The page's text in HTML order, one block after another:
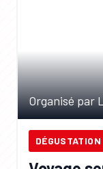
Organisé par
DÉGUSTATION